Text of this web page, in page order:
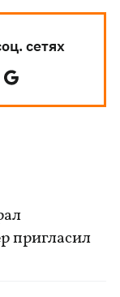
сетях
пригласил